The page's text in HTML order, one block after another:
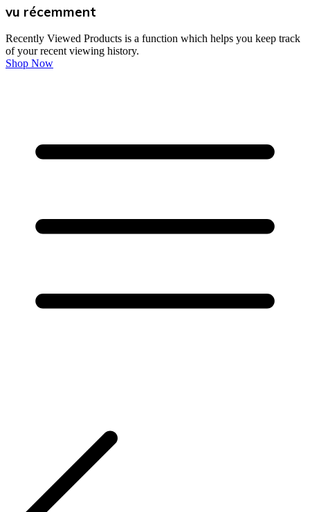
vu récemment
Recently Viewed Products is a function which helps you keep track
of your recent viewing history.
Shop Now